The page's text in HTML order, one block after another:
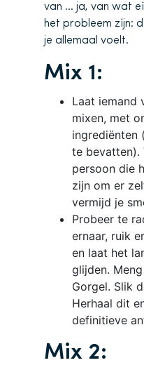
van … ja, van wat
het probleem zijn:
je allemaal voelt.
Mix 1:
Laat iemand
mixen, met
ingrediënten
te bevatten).
persoon die
zijn om er
vermijd je
Probeer te
ernaar, ruik
en laat het
glijden.
Gorgel. Slik
Herhaal dit
definitieve
Mix 2: